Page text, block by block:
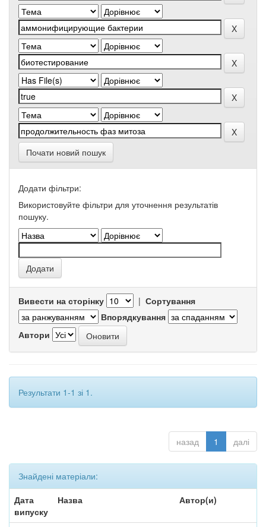
Почати новий пошук
Додати фільтри:
Використовуйте фільтри для уточнення результатів
пошуку.
Вивести на сторінку | Сортування
Впорядкування
Автори
Результати 1-1 зі 1.
назад 1 далі
Знайдені матеріали:
Дата
випуску
Назва Автор(и)